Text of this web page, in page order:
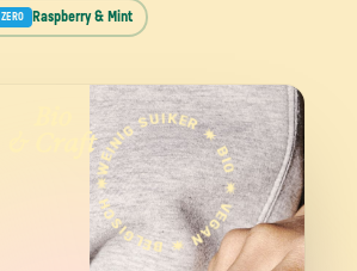
ZERO Raspberry & Mint
WEINIG SUIKER ✷ BIO ✷ VEGAN ✷ BELGISCH ✷
& Craft